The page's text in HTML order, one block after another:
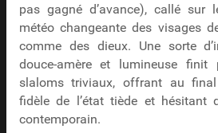
pas gagné d’avance), callé sur
météo changeante des visages
comme des dieux. Une sorte
douce-amère et lumineuse finit
slaloms triviaux, offrant au
fidèle de l’état tiède et hésitant
contemporain.